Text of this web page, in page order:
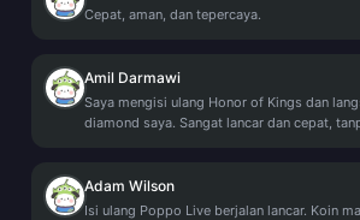
Cepat, aman, dan tepercaya.
Amil Darmawi
Saya mengisi ulang Honor of Kings dan
diamond saya. Sangat lancar dan cepat,
Adam Wilson
Isi ulang Poppo Live berjalan lancar. Koin